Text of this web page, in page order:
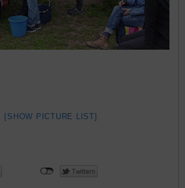
[SHOW PICTURE LIST]